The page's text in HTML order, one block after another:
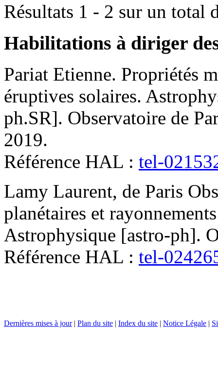
Résultats 1 - 2 sur un total
Habilitations à diriger
Pariat Etienne. Propriétés
éruptives solaires.
ph.SR]. Observatoire de
2019.
Référence HAL : tel-
Lamy Laurent, de Paris
planétaires et
Astrophysique [astro-ph].
Référence HAL : tel-
Dernières mises à jour| Plan du site | Index du site | Notice Légale |